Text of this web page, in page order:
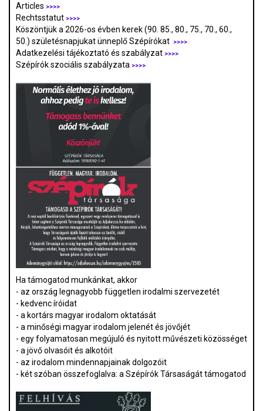
Articles >>>>
Rechtsstatut >>>>
Köszöntjük a 2026-os évben kerek (90. 85., 80., 75., 70., 60.,
50.) születésnapjukat ünneplő Szépírókat
>>>>
Adatkezelési tájékoztató és szabályzat >>>>
Szépírók szociális szabályzata >>>>
Ha támogatod munkánkat, akkor
- az ország legnagyobb független irodalmi szervezetét
- kedvenc íróidat
- a kortárs magyar irodalom oktatását
- a minőségi magyar irodalom jelenét és jövőjét
- egy folyamatosan megújuló és nyitott művészeti közösséget
- a jövő olvasóit és alkotóit
- az irodalom mindennapjainak dolgozóit
- két szóban összefoglalva: a Szépírók Társaságát támogatod